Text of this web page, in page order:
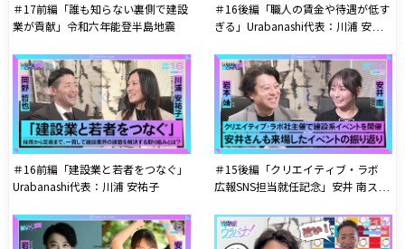
＃17前編「誰も知らない裏側で建設
業が貢献」令和六年能登半島地震
＃16後編「職人の賃金や待遇が低す
ぎる」Urabanashi代表：川浦 安祐
＃16前編「建設業と若者をつなぐ」
Urabanashi代表：川浦 安祐子
＃15後編「クリエイティブ・ラボ
広報SNS担当就任記念」安井 南スペ